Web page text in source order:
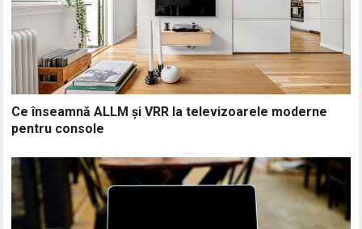
Ce înseamnă ALLM și VRR la televizoarele moderne
pentru console